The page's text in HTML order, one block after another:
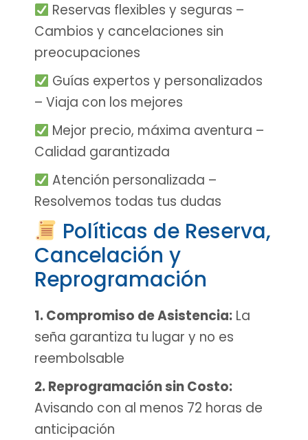
Reservas flexibles y seguras –
Cambios y cancelaciones sin
preocupaciones
Guías expertos y personalizados
– Viaja con los mejores
Mejor precio, máxima aventura –
Calidad garantizada
Atención personalizada –
Resolvemos todas tus dudas
Políticas de Reserva,
Cancelación y
Reprogramación
1. Compromiso de Asistencia: La
seña garantiza tu lugar y no es
reembolsable
2. Reprogramación sin Costo:
Avisando con al menos 72 horas de
anticipación